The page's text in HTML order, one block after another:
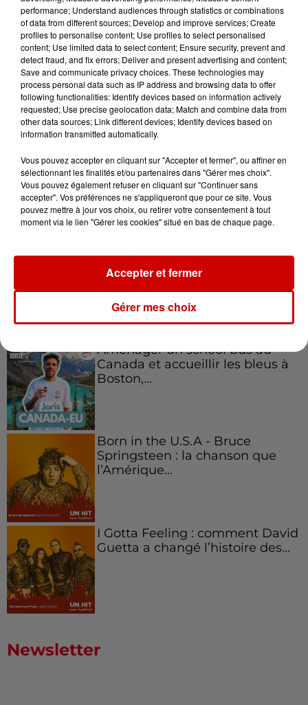
Destination Vacances - Gagnez
votre séjour en famille au cœur
de la...
Destination Vacances : inscrivez-
vous !
Podcasts Voir plus
Kelly Massol, figure
emblématique de
Aménager un school bus au
Canada et accueillir les bleus à
Boston,...
Born in the U.S.A - Bruce
Springsteen : la chanson que
l’Amérique...
I Gotta Feeling : comment David
Guetta a changé l’histoire des...
Newsletter
performance; Understand audiences through statistics or combinations
of data from different sources; Develop and improve services; Create
profiles to personalise content; Use profiles to select personalised
content; Use limited data to select content; Ensure security, prevent and
detect fraud, and fix errors; Deliver and present advertising and content;
Save and communicate privacy choices. These technologies may
process personal data such as IP address and browsing data to offer
following functionalities: Identify devices based on information actively
requested; Use precise geolocation data; Match and combine data from
other data sources; Link different devices; Identify devices based on
information transmitted automatically.
Vous pouvez accepter en cliquant sur "Accepter et fermer", ou affiner en
sélectionnant les finalités et/ou partenaires dans "Gérer mes choix".
Vous pouvez également refuser en cliquant sur "Continuer sans
accepter". Vos préférences ne s'appliqueront que pour ce site. Vous
pouvez mettre à jour vos choix, ou retirer votre consentement à tout
moment via le lien "Gérer les cookies" situé en bas de chaque page.
Gérer mes choix
Accepter et fermer